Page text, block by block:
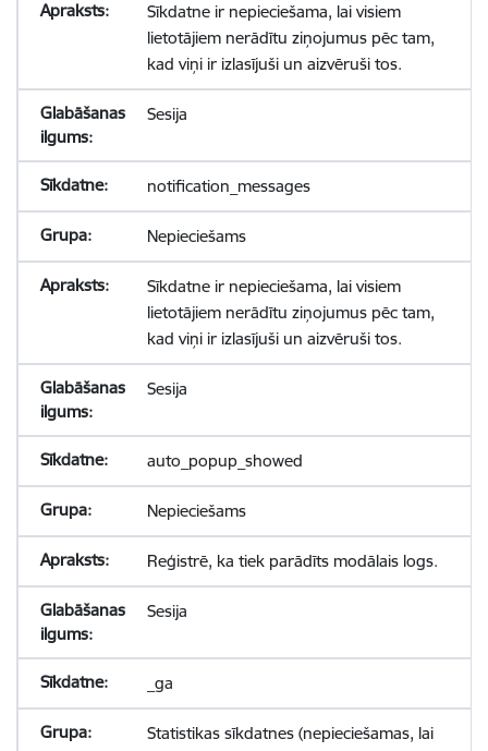
Sīkdatne ir nepieciešama, lai visiem
lietotājiem nerādītu ziņojumus pēc tam,
kad viņi ir izlasījuši un aizvēruši tos.
Sesija
notification_messages
Nepieciešams
Sīkdatne ir nepieciešama, lai visiem
lietotājiem nerādītu ziņojumus pēc tam,
kad viņi ir izlasījuši un aizvēruši tos.
Sesija
auto_popup_showed
Nepieciešams
Reģistrē, ka tiek parādīts modālais logs.
Sesija
_ga
Statistikas sīkdatnes (nepieciešamas, lai